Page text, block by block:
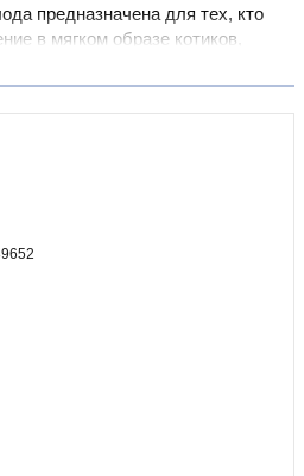
предназначена для тех, кто
в мягком образе котиков,
ситуаций и эмоций.
желающим добавить нотку
духовное исследование.